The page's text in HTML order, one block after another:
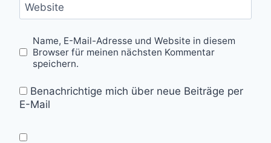
Website
Name, E-Mail-Adresse und Website in diesem
Browser für meinen nächsten Kommentar
speichern.
Benachrichtige mich über neue Beiträge per
E-Mail